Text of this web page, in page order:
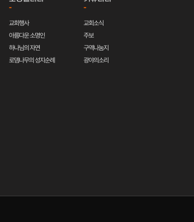
-
교회행사
아름다운 소명인
하나님의 자연
로뎀나무의 성지순례
-
교회소식
주보
구역나눔지
광야의소리